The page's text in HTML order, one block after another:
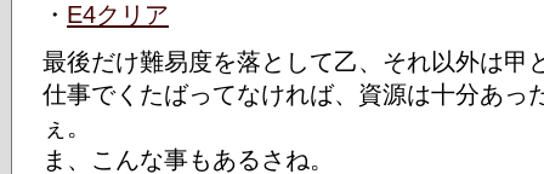
・ E4クリア
最後だけ難易度を落として乙、それ以外は甲
仕事でくたばってなければ、資源は十分あっ
ぇ。
ま、こんな事もあるさね。